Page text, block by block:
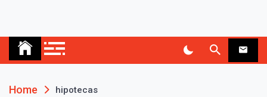
Home hipotecas